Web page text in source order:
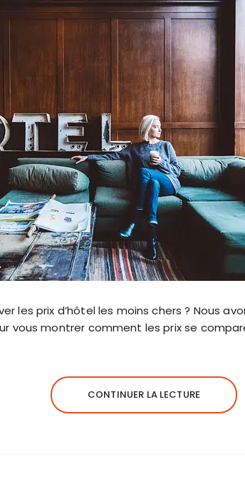
les prix d’hôtel les moins chers ? Nous
vous montrer comment les prix se
CONTINUER LA LECTURE